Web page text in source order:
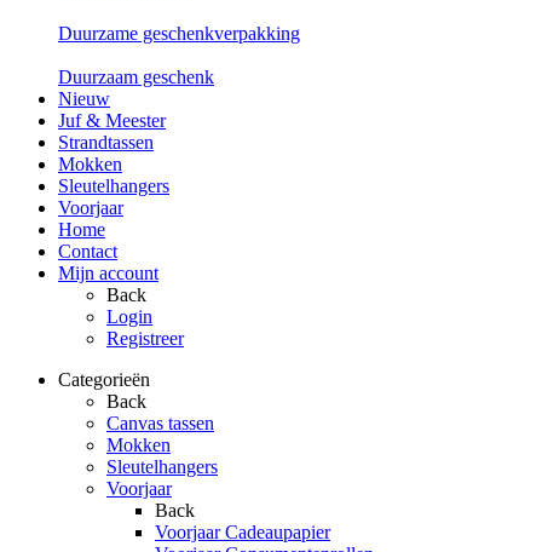
Duurzame geschenkverpakking
Duurzaam geschenk
Nieuw
Juf & Meester
Strandtassen
Mokken
Sleutelhangers
Voorjaar
Home
Contact
Mijn account
Back
Login
Registreer
Categorieën
Back
Canvas tassen
Mokken
Sleutelhangers
Voorjaar
Back
Voorjaar Cadeaupapier